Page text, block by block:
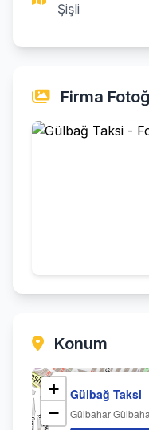
Şişli
Firma
Konum
Gülbağ Taksi
Gülbahar
+
−